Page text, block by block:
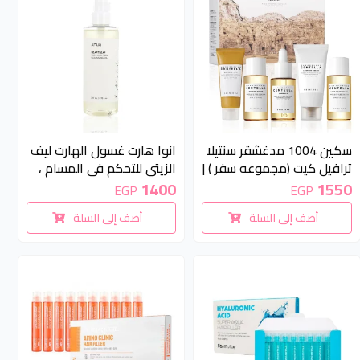
سكين 1004 مدغشقر سنتيلا
ترافيل كيت (مجموعه سفر ) |
Skin1004 Madagascar
Centella Travel Kit
1550
EGP
أضف إلى السلة
انوا هارت غسول الهارت ليف
الزيتي للتحكم في المسام ،
200مل | Anua Heartleaf
Pore Control Cleansing Oil
Korean Facial Cleanser
200ml
1400
EGP
أضف إلى السلة